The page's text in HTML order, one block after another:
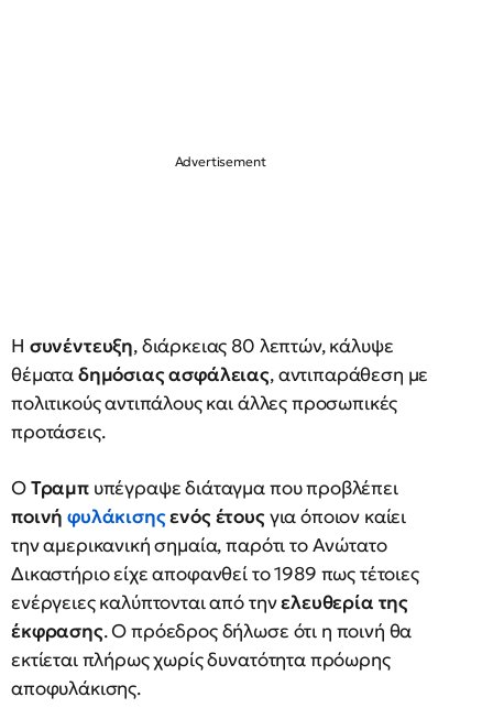
Η συνέντευξη, διάρκειας 80 λεπτών, κάλυψε
θέματαδημόσιας ασφάλειας, αντιπαράθεση με
πολιτικούς αντιπάλους και άλλες προσωπικές
προτάσεις.
ΟΤραμπ υπέγραψε διάταγμα που προβλέπει
ποινήφυλάκισηςενός έτουςγια όποιον καίει
την αμερικανική σημαία, παρότι το Ανώτατο
Δικαστήριο είχε αποφανθεί το 1989 πως τέτοιες
ενέργειες καλύπτονται από τηνελευθερία της
έκφρασης. Ο πρόεδρος δήλωσε ότι η ποινή θα
εκτίεται πλήρως χωρίς δυνατότητα πρόωρης
αποφυλάκισης.